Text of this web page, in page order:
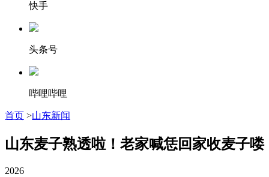
快手
头条号
哔哩哔哩
首页 >山东新闻
山东麦子熟透啦！老家喊恁回家收麦子喽
2026